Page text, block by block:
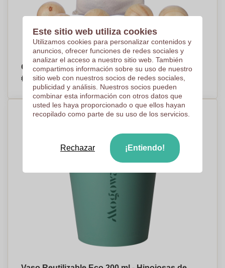
Conjunto de juego de bolas de madera Quillian
€5,35 Por pieza, base en 250 piezas
Este sitio web utiliza cookies
Utilizamos cookies para personalizar contenidos y
anuncios, ofrecer funciones de redes sociales y
analizar el acceso a nuestro sitio web. También
compartimos información sobre su uso de nuestro
sitio web con nuestros socios de redes sociales,
publicidad y análisis. Nuestros socios pueden
combinar esta información con otros datos que
usted les haya proporcionado o que ellos hayan
recopilado como parte de su uso de los servicios.
Rechazar ¡Entiendo!